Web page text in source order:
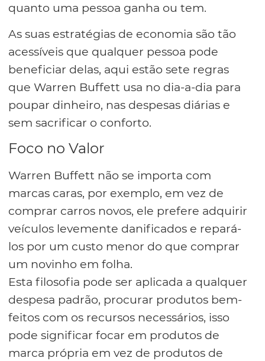
quanto uma pessoa ganha ou tem.
As suas estratégias de economia são tão
acessíveis que qualquer pessoa pode
beneficiar delas, aqui estão sete regras
que Warren Buffett usa no dia-a-dia para
poupar dinheiro, nas despesas diárias e
sem sacrificar o conforto.
Foco no Valor
Warren Buffett não se importa com
marcas caras, por exemplo, em vez de
comprar carros novos, ele prefere adquirir
veículos levemente danificados e repará-
los por um custo menor do que comprar
um novinho em folha.
Esta filosofia pode ser aplicada a qualquer
despesa padrão, procurar produtos bem-
feitos com os recursos necessários, isso
pode significar focar em produtos de
marca própria em vez de produtos de